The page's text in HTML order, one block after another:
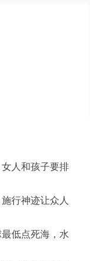
人和孩子要排
行神迹让众人
低点死海，水